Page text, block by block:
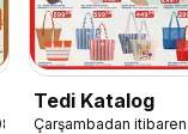
Tedi Katalog
Çarşambadan